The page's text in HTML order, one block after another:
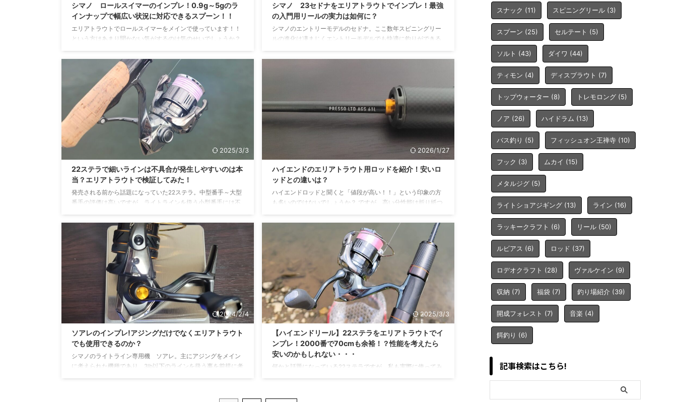
シマノ ロールスイマーのインプレ！0.9g～5gのラ
インナップで幅広い状況に対応できるスプーン！！
エリアトラウトでロールスイマーをメインで使っています！！
という方はあまり聞かない気がするのは気のせいでしょうか？
使用するシマノの鉄板スプーンを今回はインプレしていきま
す。 ロールスイマーとは？ ロールスイマーはシマノから発売さ
れているエリアトラウト用スプーンです。村田氏がプロデュー
スしたスプーンで昔からあるので知っている方も多いかもしれ
ません。 リンク ロールスイマーのバリエーション ローススイ
マーは大きく分けると2種類になります。もうひとつアルミロ
シマノ 23セドナをエリアトラウトでインプレ！最強
の入門用リールの実力は如何に？
シマノのエントリーモデルのセドナ。ここ数年スピニングリー
ルの進化は凄まじくエントリーモデルでも快適に釣りができる
してどこまで「使える」リールなのか。今回は23セドナについ
には ネクサーブ→セドナ→サハラ→ナスキー・・・と続いてい
ます。 ネクサーブの下もあるのですがルアーフィッシングで実
用できるレベルのリールとなるとギリギリネクサー ...
2025/3/3
22ステラで細いラインは不具合が発生しやすいのは本
当？エリアトラウトで検証してみた！
発売される前から話題になっていた22ステラ。中型番手～大型
番手の評価は高いですが、ライトラインを扱う小型番手には不
生するのか検証してみました。 22ステラは不具合が多いという
話 22ステラは高い評価が聞こえる一方で不具合やトラブルが多
いという話も聞きます。 試しに「22ステラ 不具合」でグーグ
ルで調べると・・・ 22ステラのサジェスト ・22ステラ 不具合
・22ステラ 不具合 多すぎ ・22ステラ 不具合 ベール などなど
様々な検索候補が出てきます ...
2026/1/27
ハイエンドのエリアトラウト用ロッドを紹介！安いロ
ッドとの違いは？
ハイエンドロッドと聞くと「値段が高い！！」という印象の方
も多いのではないでしょうか？ ですが、高い分性能は折り紙つ
今回は今後ハイエンドロッドを買おうとしている方のためのロ
ッド紹介の記事になります。 それぞれメーカーにより特徴があ
るので自分にあったものを選びましょう！ ハイエンドロッドの
特徴 特徴 ・軽い ・感度が良い ハイエンドロッドに共通する特
徴としてまずひとつは軽さがあげられます。 最近は技術の進歩
でエントリーモデルもだいぶ軽くなってきていますが ...
2024/2/4
ソアレのインプレ!アジングだけでなくエリアトラウト
でも使用できるのか？
シマノのライトライン専用機 ソアレ。主にアジングをメイン
に考えられた機種であり、3lb以下のラインを扱う事を前提に考
2025/3/3
【ハイエンドリール】22ステラをエリアトラウトでイ
ンプレ！2000番で70cmも余裕！？性能を考えたら
安いのかもしれない・・・
何かと話題になっている22ステラですが、私も実際に使ってみ
ます！ 22ステラとは？ 22ステラはシマノから発売されている
スナック (11) スピニングリール (3)
スプーン (25) セルテート (5)
ソルト (43) ダイワ (44)
ティモン (4) ディスプラウト (7)
トップウォーター (8) トレモロング (5)
ノア (26) ハイドラム (13)
バス釣り (5) フィッシュオン王禅寺 (10)
フック (3) ムカイ (15)
メタルジグ (5)
ライトショアジギング (13) ライン (16)
ラッキークラフト (6) リール (50)
ルビアス (6) ロッド (37)
ロデオクラフト (28) ヴァルケイン (9)
収納 (7) 福袋 (7) 釣り場紹介 (39)
開成フォレスト (7) 音楽 (4)
餌釣り (6)
記事検索はこちら!